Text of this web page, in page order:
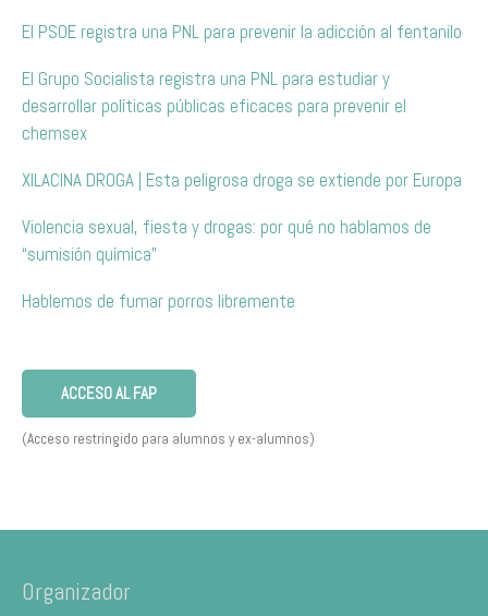
El PSOE registra una PNL para prevenir la adicción al fentanilo
El Grupo Socialista registra una PNL para estudiar y
desarrollar políticas públicas eficaces para prevenir el
chemsex
XILACINA DROGA | Esta peligrosa droga se extiende por Europa
Violencia sexual, fiesta y drogas: por qué no hablamos de
“sumisión química”
Hablemos de fumar porros libremente
ACCESO AL FAP
(Acceso restringido para alumnos y ex-alumnos)
Organizador